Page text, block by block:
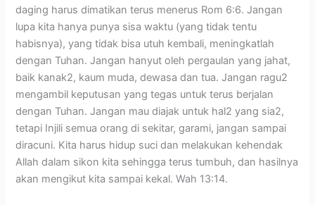
daging harus dimatikan terus menerus Rom 6:6. Jangan
lupa kita hanya punya sisa waktu (yang tidak tentu
habisnya), yang tidak bisa utuh kembali, meningkatlah
dengan Tuhan. Jangan hanyut oleh pergaulan yang jahat,
baik kanak2, kaum muda, dewasa dan tua. Jangan ragu2
mengambil keputusan yang tegas untuk terus berjalan
dengan Tuhan. Jangan mau diajak untuk hal2 yang sia2,
tetapi Injili semua orang di sekitar, garami, jangan sampai
diracuni. Kita harus hidup suci dan melakukan kehendak
Allah dalam sikon kita sehingga terus tumbuh, dan hasilnya
akan mengikut kita sampai kekal. Wah 13:14.